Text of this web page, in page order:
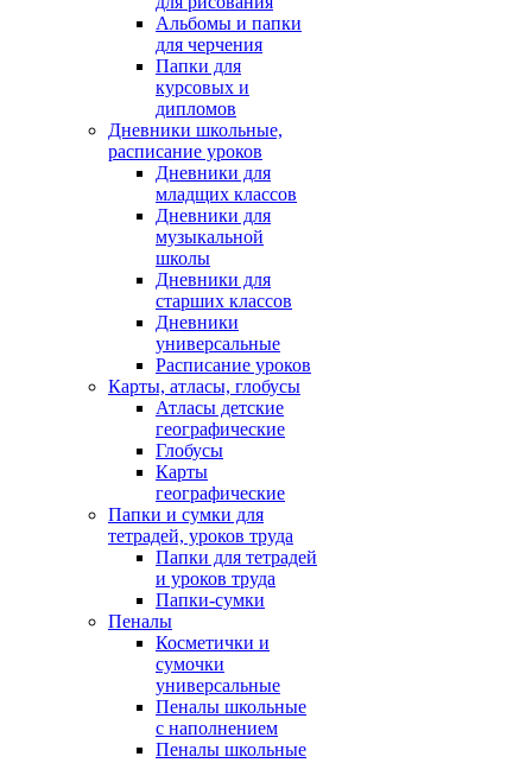
Альбомы и папки
для черчения
Папки для
курсовых и
дипломов
Дневники школьные,
расписание уроков
Дневники для
младщих классов
Дневники для
музыкальной
школы
Дневники для
старших классов
Дневники
универсальные
Расписание уроков
Карты, атласы, глобусы
Атласы детские
географические
Глобусы
Карты
географические
Папки и сумки для
тетрадей, уроков труда
Папки для тетрадей
и уроков труда
Папки-сумки
Пеналы
Косметички и
сумочки
универсальные
Пеналы школьные
с наполнением
Пеналы школьные